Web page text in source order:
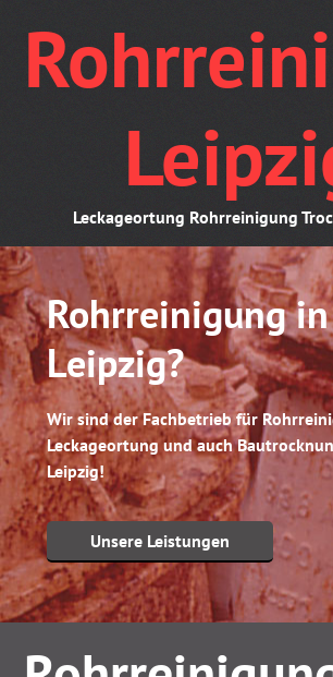
content
Leckageortung Rohrreinigung
Rohrreinigung in
Leipzig?
Wir sind der Fachbetrieb für
Leckageortung und auch
Leipzig!
Unsere Leistungen